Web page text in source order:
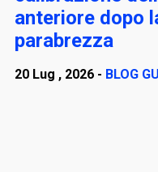
anteriore dopo
parabrezza
20 Lug , 2026 - BLOG